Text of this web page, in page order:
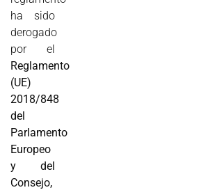
ha sido
derogado
por el
Reglamento
(UE)
2018/848
del
Parlamento
Europeo
y del
Consejo,